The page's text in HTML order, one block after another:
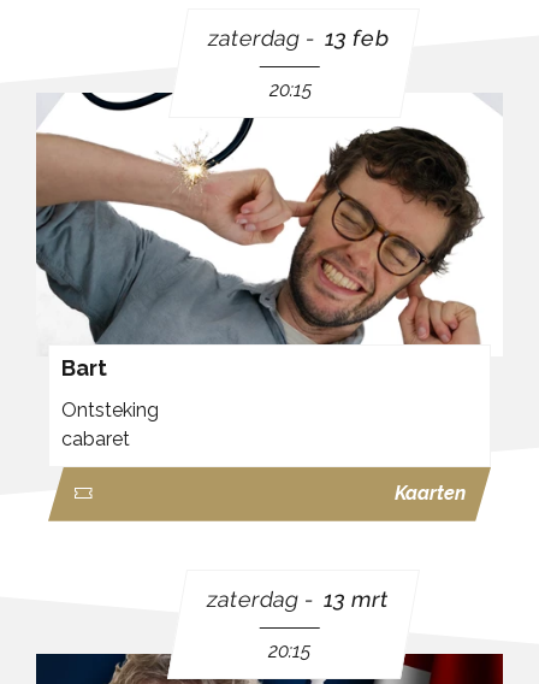
zaterdag 13 feb
20:15
Bart
Ontsteking
cabaret
Kaarten
zaterdag 13 mrt
20:15